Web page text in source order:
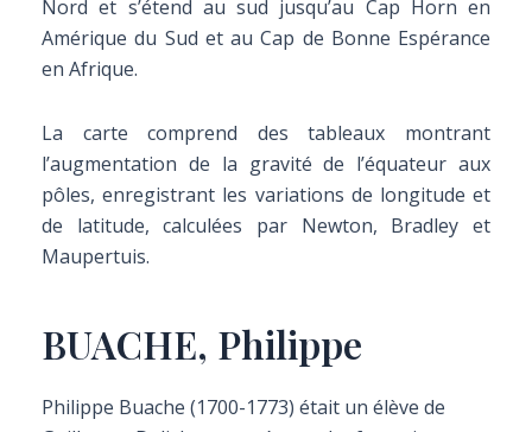
Nord et s’étend au sud jusqu’au Cap Horn en
Amérique du Sud et au Cap de Bonne Espérance
en Afrique.
La carte comprend des tableaux montrant
l’augmentation de la gravité de l’équateur aux
pôles, enregistrant les variations de longitude et
de latitude, calculées par Newton, Bradley et
Maupertuis.
BUACHE, Philippe
Philippe Buache (1700-1773) était un élève de